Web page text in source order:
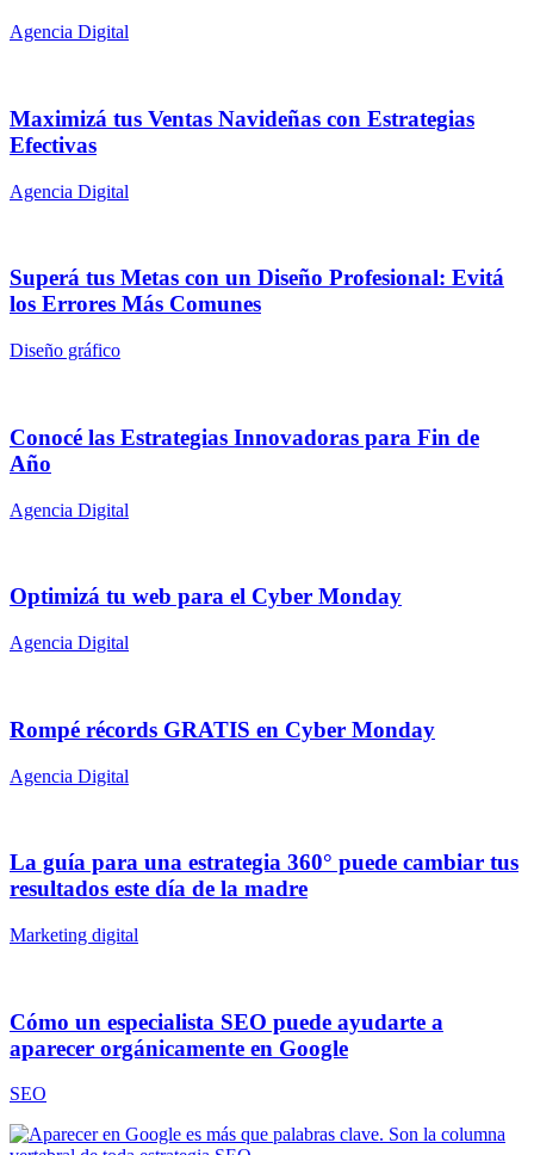
Agencia Digital
Maximizá tus Ventas Navideñas con Estrategias
Efectivas
Agencia Digital
Superá tus Metas con un Diseño Profesional: Evitá
los Errores Más Comunes
Diseño gráfico
Conocé las Estrategias Innovadoras para Fin de
Año
Agencia Digital
Optimizá tu web para el Cyber Monday
Agencia Digital
Rompé récords GRATIS en Cyber Monday
Agencia Digital
La guía para una estrategia 360° puede cambiar tus
resultados este día de la madre
Marketing digital
Cómo un especialista SEO puede ayudarte a
aparecer orgánicamente en Google
SEO